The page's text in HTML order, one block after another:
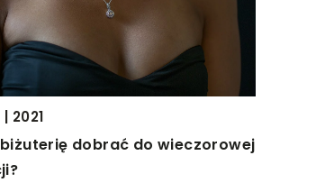
| 2021
dobrać do wieczorowej